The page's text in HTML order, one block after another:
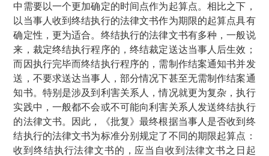
中需要以一个更加确定的时间点作为起算点。相比之下，
以当事人收到终结执行的法律文书作为期限的起算点具有
确定性，更为适合。终结执行的法律文书有多种，一般说
来，裁定终结执行程序的，终结裁定送达当事人后生效；
而因执行完毕而终结执行程序的，需制作结案通知书并发
送，不要求送达当事人，部分情况下甚至无需制作结案通
知书。特别是涉及到利害关系人，情况就更为复杂，执行
实践中，一般都不会或不可能向利害关系人发送终结执行
的法律文书。因此，《批复》最终根据当事人是否收到终
结执行的法律文书为标准分别规定了不同的期限起算点：
收到终结执行法律文书的，应当自收到法律文书之日起